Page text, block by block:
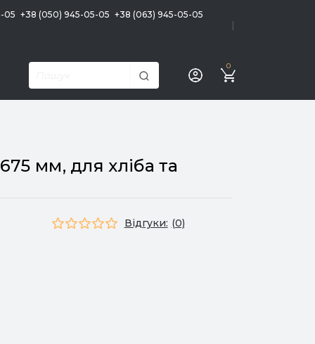
05 +38 (050) 945-05-05 +38 (063) 945-05-05
0
мм, для хліба та
Відгуки: (0)